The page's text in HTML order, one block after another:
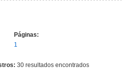
Páginas:
1
30 resultados encontrados